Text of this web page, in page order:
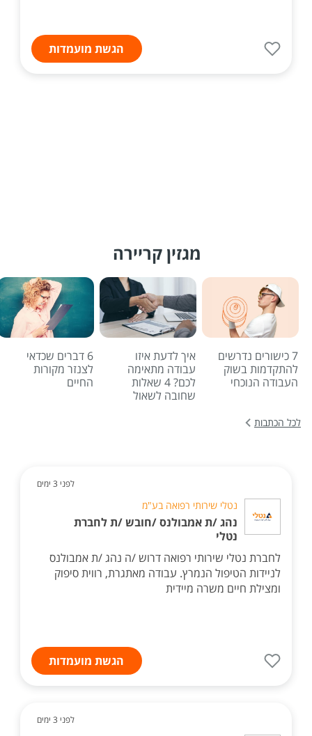
הגשת מועמדות
מגזין קריירה
7 כישורים נדרשים
להתקדמות בשוק
העבודה הנוכחי
איך לדעת איזו
עבודה מתאימה
לכם? 4 שאלות
שחובה לשאול
6 דברים שכדאי
לצנזר מקורות
החיים
לכל הכתבות
לפני 3 ימים
נטלי שירותי רפואה בע"מ
נהג /ת אמבולנס /חובש /ת לחברת
נטלי
לחברת נטלי שירותי רפואה דרוש /ה נהג /ת אמבולנס
לניידות הטיפול הנמרץ. עבודה מאתגרת, רווית סיפוק
ומצילת חיים משרה מיידית
הגשת מועמדות
לפני 3 ימים